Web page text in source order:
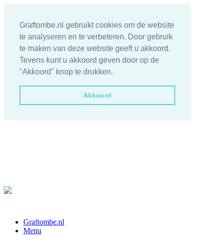
Graftombe.nl gebruikt cookies om de website
te analyseren en te verbeteren. Door gebruik
te maken van deze website geeft u akkoord.
Tevens kunt u akkoord geven door op de
"Akkoord" knop te drukken.
Akkoord
Graftombe.nl
Menu